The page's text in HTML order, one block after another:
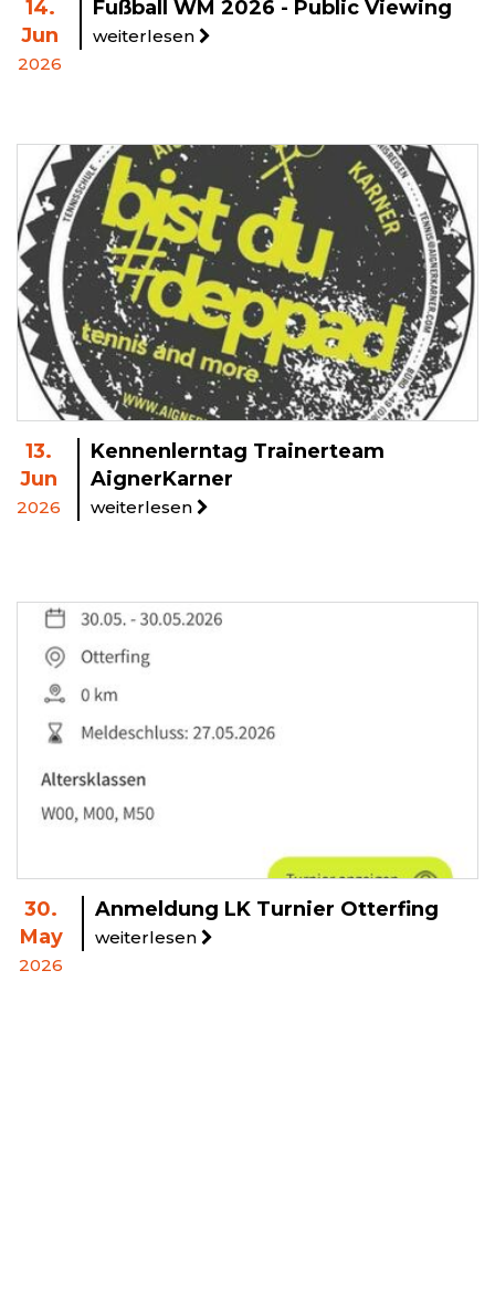
14.
Jun
2026
Fußball WM 2026 - Public Viewing
weiterlesen
13.
Jun
2026
Kennenlerntag Trainerteam
AignerKarner
weiterlesen
30.
May
2026
Anmeldung LK Turnier Otterfing
weiterlesen